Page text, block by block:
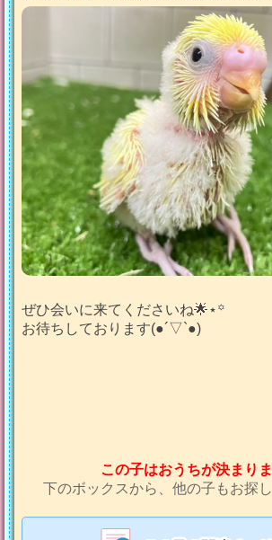
ぜひ会いに来てくださいね🌟⋆꙳
お待ちしております(●︎´▽︎`●︎)
この子はおうちが決まり
下のボックスから、他の子もお探